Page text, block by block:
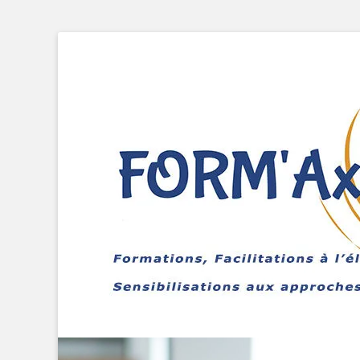
FORMAXELLE -
Formations, Facilitations à l'élaboration de projets,